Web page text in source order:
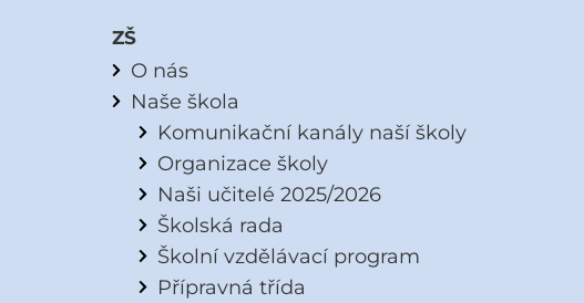
ZŠ
O nás
Naše škola
Komunikační kanály naší školy
Organizace školy
Naši učitelé 2025/2026
Školská rada
Školní vzdělávací program
Přípravná třída